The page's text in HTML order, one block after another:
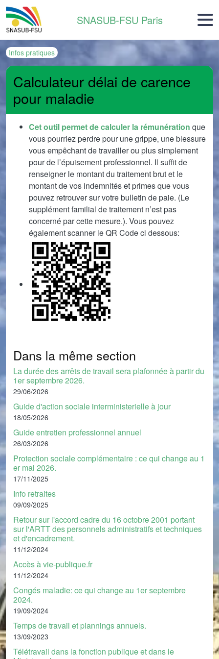
SNASUB-FSU Paris
Infos pratiques
Calculateur délai de carence
pour maladie
Cet outil permet de calculer la rémunération que
vous pourriez perdre pour une grippe, une blessure
vous empêchant de travailler ou plus simplement
pour de l’épuisement professionnel. Il suffit de
renseigner le montant du traitement brut et le
montant de vos indemnités et primes que vous
pouvez retrouver sur votre bulletin de paie. (Le
supplément familial de traitement n’est pas
concerné par cette mesure.). Vous pouvez
également scanner le QR Code ci dessous:
Dans la même section
La durée des arrêts de travail sera plafonnée à partir du
1er septembre 2026.
29/06/2026
Guide d'action sociale interministerielle à jour
18/05/2026
Guide entretien professionnel annuel
26/03/2026
Protection sociale complémentaire : ce qui change au 1
er mai 2026.
17/11/2025
Info retraites
09/09/2025
Retour sur l'accord cadre du 16 octobre 2001 portant
sur l'ARTT des personnels administratifs et techniques
et d'encadrement.
11/12/2024
Accès à vie-publique.fr
11/12/2024
Congés maladie: ce qui change au 1er septembre
2024.
19/09/2024
Temps de travail et plannings annuels.
13/09/2023
Télétravail dans la fonction publique et dans le